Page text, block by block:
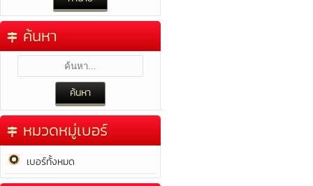
ค้นหา
หมวดหมู่เบอร์
เบอร์ทั้งหมด